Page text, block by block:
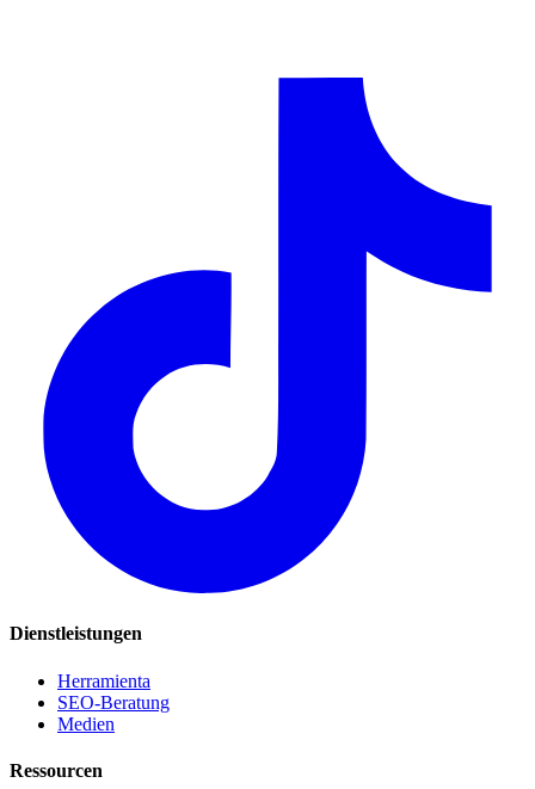
Dienstleistungen
Herramienta
SEO-Beratung
Medien
Ressourcen